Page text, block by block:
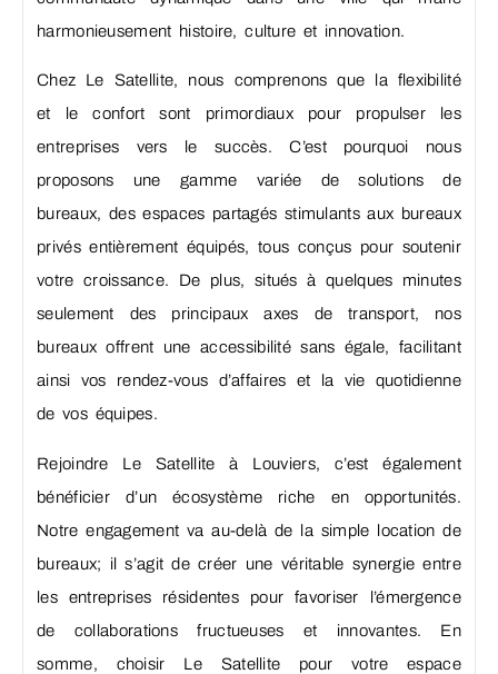
harmonieusement histoire, culture et innovation.
Chez Le Satellite, nous comprenons que la flexibilité
et le confort sont primordiaux pour propulser les
entreprises vers le succès. C’est pourquoi nous
proposons une gamme variée de solutions de
bureaux, des espaces partagés stimulants aux bureaux
privés entièrement équipés, tous conçus pour soutenir
votre croissance. De plus, situés à quelques minutes
seulement des principaux axes de transport, nos
bureaux offrent une accessibilité sans égale, facilitant
ainsi vos rendez-vous d’affaires et la vie quotidienne
de vos équipes.
Rejoindre Le Satellite à Louviers, c’est également
bénéficier d’un écosystème riche en opportunités.
Notre engagement va au-delà de la simple location de
bureaux; il s’agit de créer une véritable synergie entre
les entreprises résidentes pour favoriser l’émergence
de collaborations fructueuses et innovantes. En
somme, choisir Le Satellite pour votre espace